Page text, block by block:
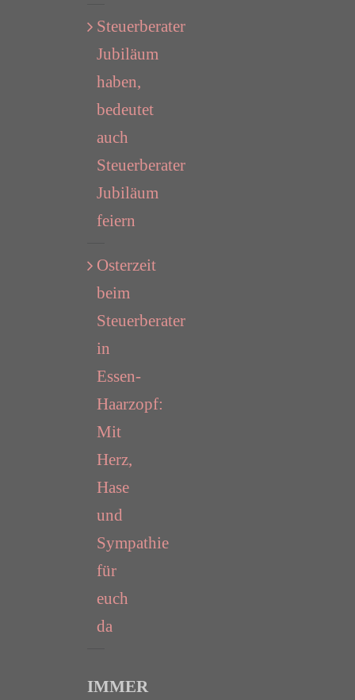
Steuerberater
Jubiläum
haben,
bedeutet
auch
Steuerberater
Jubiläum
feiern
Osterzeit
beim
Steuerberater
in
Essen-
Haarzopf:
Mit
Herz,
Hase
und
Sympathie
für
euch
da
IMMER